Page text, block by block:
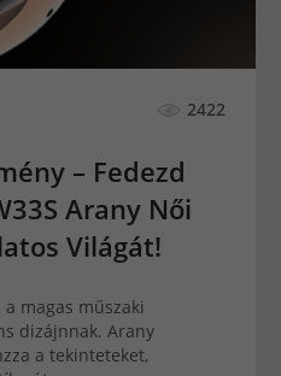
2422
– Fedezd
Arany Női
Világát!
magas műszaki
dizájnnak. Arany
a tekinteteket,